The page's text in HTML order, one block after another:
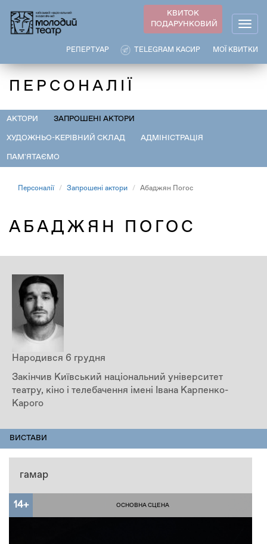
основного
КВИТОК
ПОДАРУНКОВИЙ
МОЇ КВИТКИ
TELEGRAM КАСИР
РЕПЕРТУАР
ПЕРСОНАЛІЇ
АКТОРИ ЗАПРОШЕНІ АКТОРИ
ХУДОЖНЬО-КЕРІВНИЙ СКЛАД АДМІНІСТРАЦІЯ
ПАМ'ЯТАЄМО
Персоналії Запрошені актори Абаджян Погос
АБАДЖЯН ПОГОС
Народився 6 грудня
Закінчив Київський національний університет
театру, кіно і телебачення імені Івана Карпенко-
Карого
ПЕРСОНАЛІЇ
ВИСТАВИ
ВКЛАДКА)
гамар
14+ ОСНОВНА СЦЕНА